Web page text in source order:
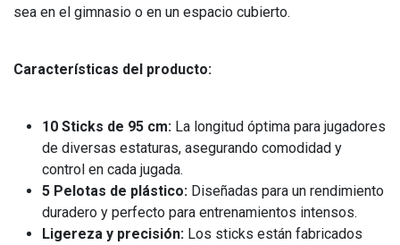
sea en el gimnasio o en un espacio cubierto.
Características del producto:
10 Sticks de 95 cm: La longitud óptima para jugadores
de diversas estaturas, asegurando comodidad y
control en cada jugada.
5 Pelotas de plástico: Diseñadas para un rendimiento
duradero y perfecto para entrenamientos intensos.
Ligereza y precisión: Los sticks están fabricados